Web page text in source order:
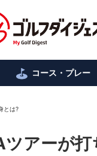
コース・プレー
とは?
アーが打